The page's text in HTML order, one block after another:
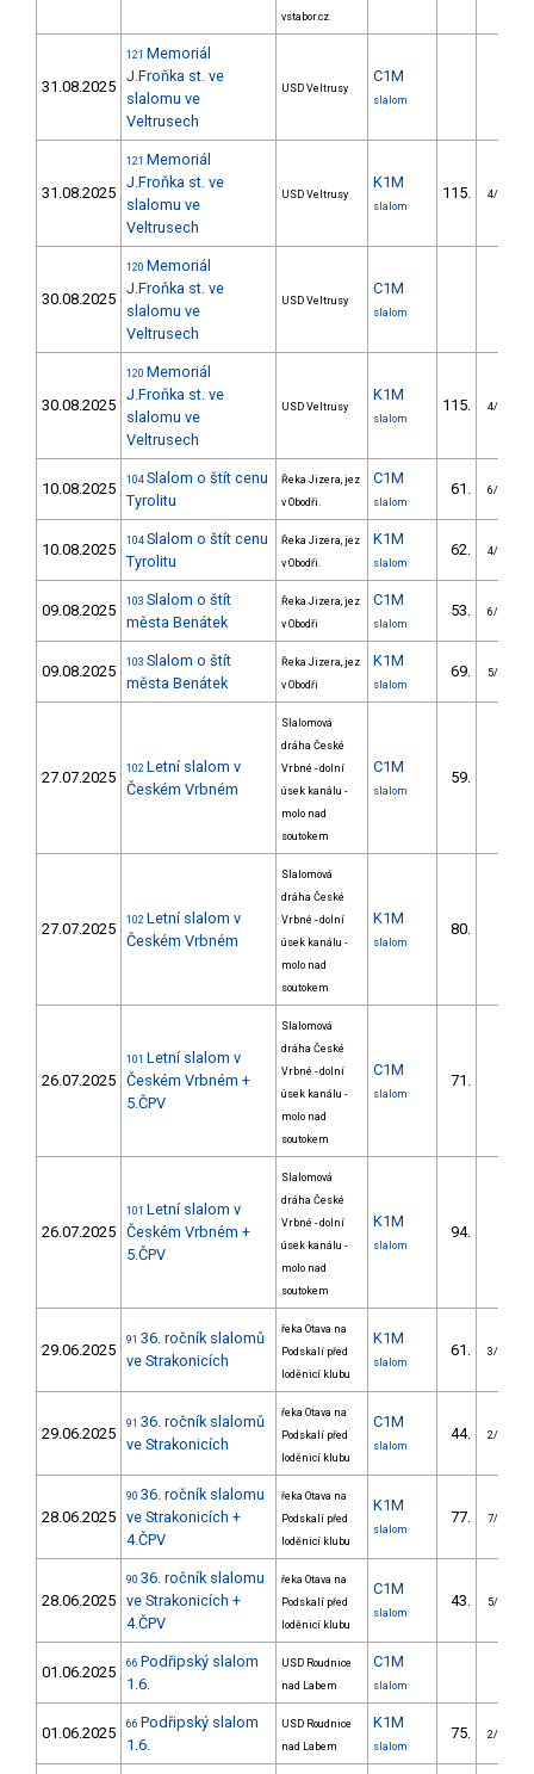
vstabor.cz.
31.08.2025
121 Memoriál
J.Froňka st. ve
slalomu ve
Veltrusech
USD Veltrusy
C1M
slalom
31.08.2025
121 Memoriál
J.Froňka st. ve
slalomu ve
Veltrusech
USD Veltrusy
K1M
slalom
115. 4/VS
30.08.2025
120 Memoriál
J.Froňka st. ve
slalomu ve
Veltrusech
USD Veltrusy
C1M
slalom
30.08.2025
120 Memoriál
J.Froňka st. ve
slalomu ve
Veltrusech
USD Veltrusy
K1M
slalom
115. 4/VS
10.08.2025 104 Slalom o štít cenu
Tyrolitu
Řeka Jizera, jez
v Obodři.
C1M
slalom
61. 6/VS
10.08.2025 104 Slalom o štít cenu
Tyrolitu
Řeka Jizera, jez
v Obodři.
K1M
slalom
62. 4/VS
09.08.2025 103 Slalom o štít
města Benátek
Řeka Jizera, jez
v Obodři
C1M
slalom
53. 6/VS
09.08.2025 103 Slalom o štít
města Benátek
Řeka Jizera, jez
v Obodři
K1M
slalom
69. 5/VS
27.07.2025 102 Letní slalom v
Českém Vrbném
Slalomová
dráha České
Vrbné - dolní
úsek kanálu -
molo nad
soutokem
C1M
slalom
59.
27.07.2025 102 Letní slalom v
Českém Vrbném
Slalomová
dráha České
Vrbné - dolní
úsek kanálu -
molo nad
soutokem
K1M
slalom
80.
26.07.2025
101 Letní slalom v
Českém Vrbném +
5.ČPV
Slalomová
dráha České
Vrbné - dolní
úsek kanálu -
molo nad
soutokem
C1M
slalom
71.
26.07.2025
101 Letní slalom v
Českém Vrbném +
5.ČPV
Slalomová
dráha České
Vrbné - dolní
úsek kanálu -
molo nad
soutokem
K1M
slalom
94.
29.06.2025
91 36. ročník slalomů
ve Strakonicích
řeka Otava na
Podskalí před
loděnicí klubu
K1M
slalom
61. 3/VS
29.06.2025
91 36. ročník slalomů
ve Strakonicích
řeka Otava na
Podskalí před
loděnicí klubu
C1M
slalom
44. 2/VS
28.06.2025
90 36. ročník slalomu
ve Strakonicích +
4.ČPV
řeka Otava na
Podskalí před
loděnicí klubu
K1M
slalom
77. 7/VS
28.06.2025
90 36. ročník slalomu
ve Strakonicích +
4.ČPV
řeka Otava na
Podskalí před
loděnicí klubu
C1M
slalom
43. 5/VS
01.06.2025 66 Podřipský slalom
1.6.
USD Roudnice
nad Labem
C1M
slalom
01.06.2025 66 Podřipský slalom
1.6.
USD Roudnice
nad Labem
K1M
slalom
75. 2/VS